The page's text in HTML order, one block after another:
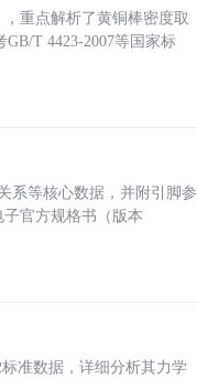
重点解析了黄铜棒密度取
T 4423-2007等国家标
系等核心数据，并附引脚参
官方规格书（版本
准数据，详细分析其力学